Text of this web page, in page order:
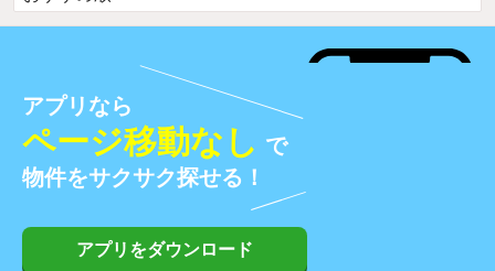
アプリなら
ページ移動なし で
物件をサクサク探せる！
アプリをダウンロード